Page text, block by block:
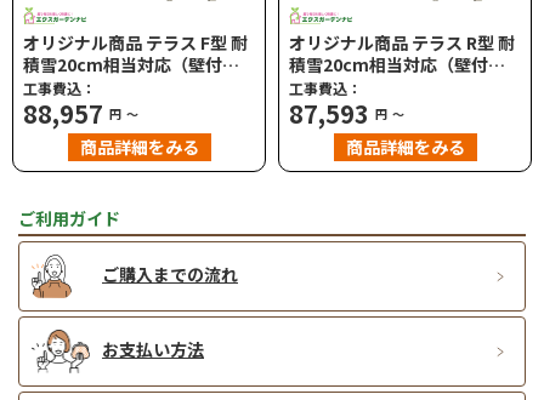
オリジナル商品 テラス F型 耐
積雪20cm相当対応（壁付仕
様）
工事費込：
88,957 円 ～
商品詳細をみる
オリジナル商品 テラス R型 耐
積雪20cm相当対応（壁付仕
様）
工事費込：
87,593 円 ～
商品詳細をみる
ご利用ガイド
ご購入までの流れ
お支払い方法